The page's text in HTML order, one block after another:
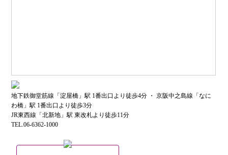
地下鉄御堂筋線「淀屋橋」駅 1番出口より徒歩4分 ・ 京阪中之島線「なに
わ橋」駅 1番出口より徒歩3分
JR東西線「北新地」駅 東改札より徒歩11分
TEL.06-6362-1000